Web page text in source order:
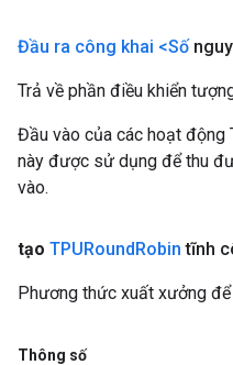
Đầu ra công khai <Số
Trả về phần điều khiển
Đầu vào của các hoạt động
này được sử dụng để thu
vào.
tạo TPURoundRobin tĩnh
Phương thức xuất xưởng
Thông số